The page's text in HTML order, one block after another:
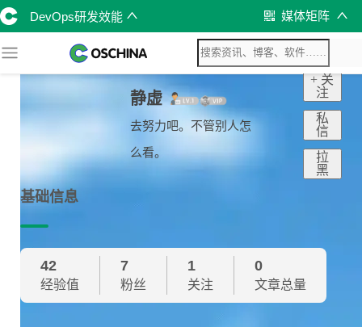
DevOps研发效能 媒体矩阵
静虚
去努力吧。不管别人怎
么看。
+ 关
注
私
信
拉
黑
基础信息
42
经验值
7
粉丝
1
关注
0
文章总量